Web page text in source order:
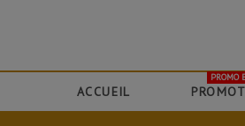
ACCUEIL
PROMO